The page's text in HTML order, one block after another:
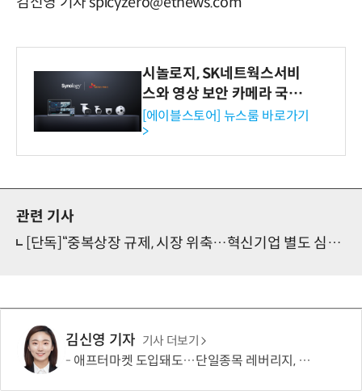
시놀로지, SK네트웍스서비
스와 영상 보안 카메라 국내
독점 판매 파트너십 체결
[에이블스토어] 뉴스룸 바로가기
>
관련 기사
[단독]“중복상장 규제, 시장 위축…혁신기업 별도 심사해야”
김신영 기자 기사 더보기
애프터마켓 도입돼도…단일종목 레버리지, 거래 가능성 희박